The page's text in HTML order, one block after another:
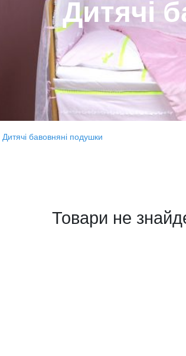
Дитячі
Дитячі бавовняні подушки
Товари не